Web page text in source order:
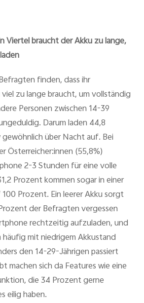
Viertel braucht der Akku zu lange,
finden, dass ihr
zu lange braucht, um vollständig
Personen zwischen 14-39
Darum laden 44,8
über Nacht auf. Bei
Österreicher:innen (55,8%)
2-3 Stunden für eine volle
Prozent kommen sogar in einer
Prozent. Ein leerer Akku sorgt
der Befragten vergessen
rechtzeitig aufzuladen, und
häufig mit niedrigem Akkustand
den 14-29-Jährigen passiert
machen sich da Features wie eine
die 34 Prozent gerne
eilig haben.